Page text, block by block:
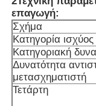
Περίπου εμείς
Γύρος
επαγωγή:
Σχήμα
Κατηγορία ισχύος
Κατηγοριακή
Δυνατότητα
μετασχηματιστή
Τετάρτη